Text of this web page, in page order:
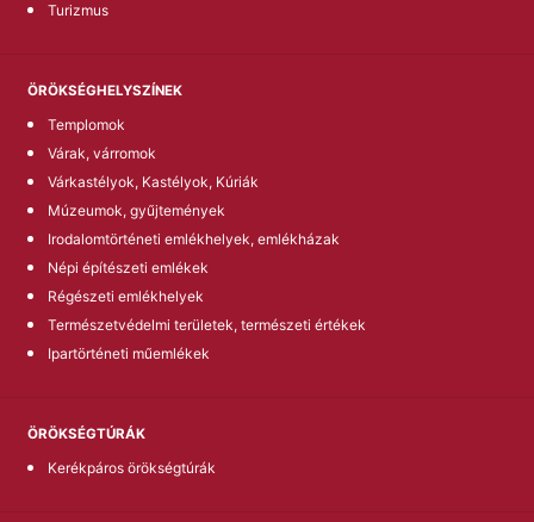
Turizmus
ÖRÖKSÉGHELYSZÍNEK
Templomok
Várak, várromok
Várkastélyok, Kastélyok, Kúriák
Múzeumok, gyűjtemények
Irodalomtörténeti emlékhelyek, emlékházak
Népi építészeti emlékek
Régészeti emlékhelyek
Természetvédelmi területek, természeti értékek
Ipartörténeti műemlékek
ÖRÖKSÉGTÚRÁK
Kerékpáros örökségtúrák